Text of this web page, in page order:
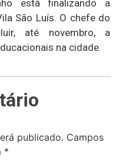
está finalizando a
São Luís. O chefe do
até novembro, a
na cidade.
publicado. Campos
*